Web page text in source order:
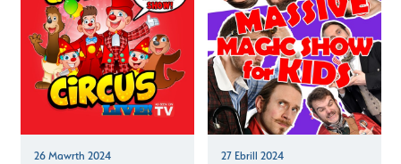
26 Mawrth 2024 27 Ebrill 2024